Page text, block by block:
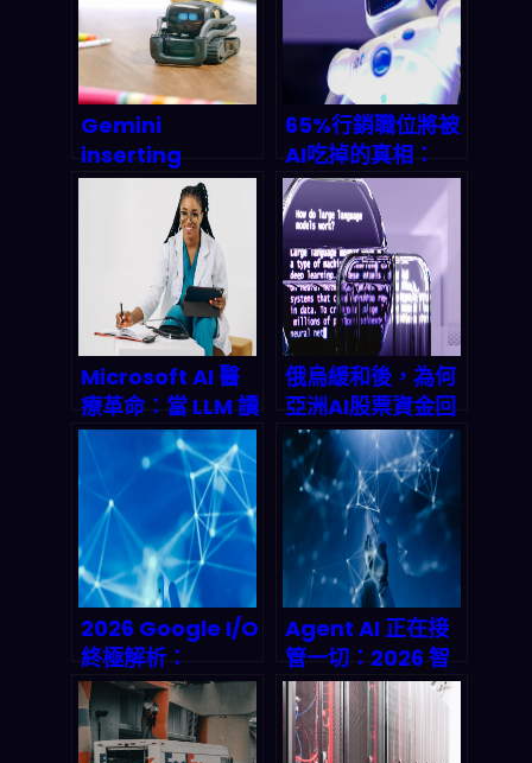
Gemini
inserting
Workspace：
2026年企業工作
流程的深度AI整合
實測與市場衝擊分
65%行銷職位將被
AI吃掉的真相：
2026年行銷人驟
變指南
Microsoft AI 醫
療革命：當 LLM 讀
懂病歷，醫師赋归
醫學
俄烏緩和後，為何
亞洲AI股票資金回
流？投資者下一輪
押注的軟硬體與雲
端地圖
2026 Google I/O
終極解析：
Agentic AI 時代
來臨，數位員工解
放人類勞動力
Agent AI 正在接
管一切：2026 智
能代理革命與被動
收入新大陸完整拆
解